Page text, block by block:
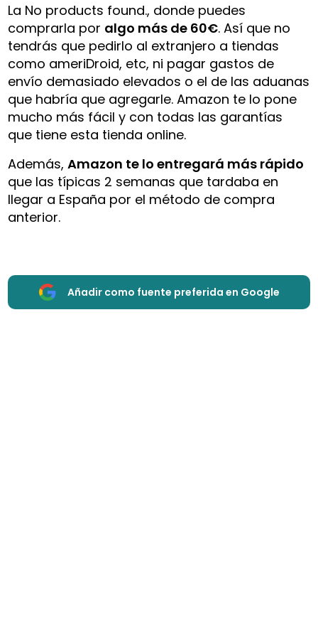
La No products found., donde puedes
comprarla por algo más de 60€. Así que no
tendrás que pedirlo al extranjero a tiendas
como ameriDroid, etc, ni pagar gastos de
envío demasiado elevados o el de las aduanas
que habría que agregarle. Amazon te lo pone
mucho más fácil y con todas las garantías
que tiene esta tienda online.
Además,Amazon te lo entregará más rápido
que las típicas 2 semanas que tardaba en
llegar a España por el método de compra
anterior.
Añadir como fuente preferida en Google